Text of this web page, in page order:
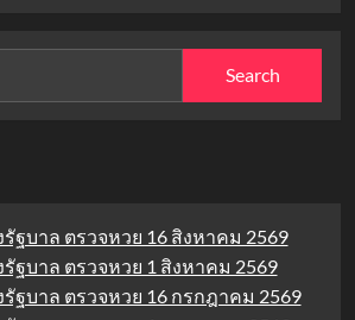
ฐบาล ตรวจหวย 16 สิงหาคม 2569
ฐบาล ตรวจหวย 1 สิงหาคม 2569
ฐบาล ตรวจหวย 16 กรกฎาคม 2569